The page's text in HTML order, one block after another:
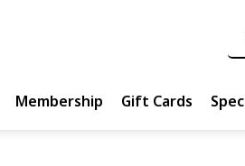
Membership Gift Cards